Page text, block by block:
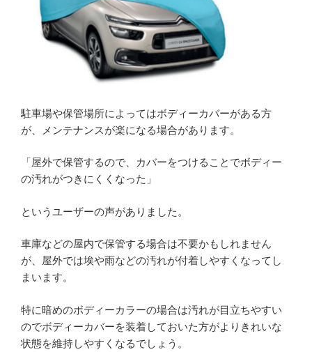
駐車場や保管場所によってはボディーカバーがある方
が、メンテナンスが楽になる場合があります。
「屋外で保管するので、カバーをつけることでボディー
の汚れがつきにくくなった」
というユーザーの声がありました。
車庫などの屋内で保管する場合は不要かもしれません
が、屋外では埃や雨などの汚れが付着しやすくなってし
まいます。
特に暗めのボディーカラーの場合は汚れが目立ちやすい
のでボディーカバーを装着しておいた方がよりきれいな
状態を維持しやすくなるでしょう。